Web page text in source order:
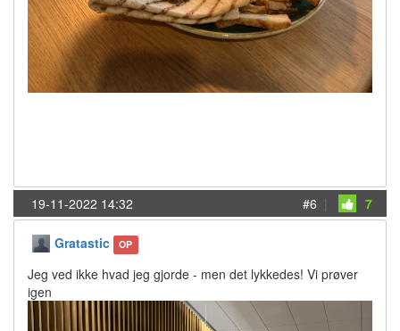
19-11-2022 14:32 #6 | 7
Gratastic OP
Jeg ved ikke hvad jeg gjorde - men det lykkedes! Vi prøver
igen